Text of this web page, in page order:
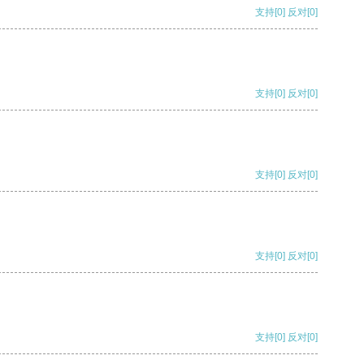
支持[0] 反对[0]
支持[0] 反对[0]
支持[0] 反对[0]
支持[0] 反对[0]
支持[0] 反对[0]